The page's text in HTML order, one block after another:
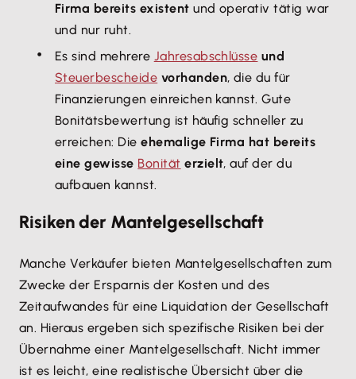
Firma bereits existent und operativ tätig war
und nur ruht.
Es sind mehrere Jahresabschlüsse und
Steuerbescheide vorhanden, die du für
Finanzierungen einreichen kannst. Gute
Bonitätsbewertung ist häufig schneller zu
erreichen: Dieehemalige Firma hat bereits
eine gewisse Bonität erzielt, auf der du
aufbauen kannst.
Risiken der Mantelgesellschaft
Manche Verkäufer bieten Mantelgesellschaften zum
Zwecke der Ersparnis der Kosten und des
Zeitaufwandes für eine Liquidation der Gesellschaft
an. Hieraus ergeben sich spezifische Risiken bei der
Übernahme einer Mantelgesellschaft. Nicht immer
ist es leicht, eine realistische Übersicht über die